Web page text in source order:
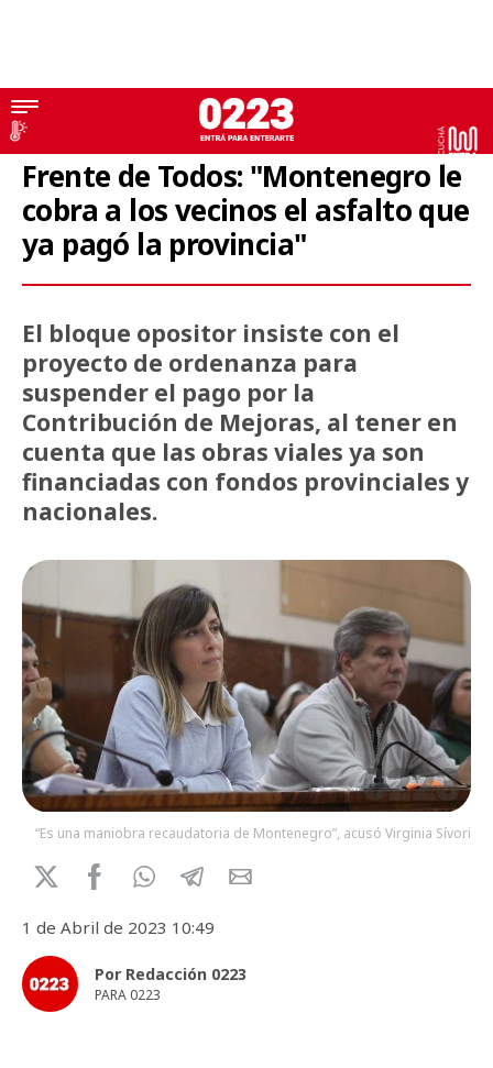
Concejo Deliberante
Frente de Todos: "Montenegro le
cobra a los vecinos el asfalto que
ya pagó la provincia"
El bloque opositor insiste con el
proyecto de ordenanza para
suspender el pago por la
Contribución de Mejoras, al tener en
cuenta que las obras viales ya son
financiadas con fondos provinciales y
nacionales.
“Es una maniobra recaudatoria de Montenegro”, acusó Virginia Sívori.
1 de Abril de 2023 10:49
Por Redacción 0223
PARA 0223